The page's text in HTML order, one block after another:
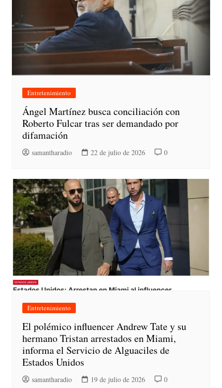
Entretenimiento
Ángel Martínez busca conciliación con
Roberto Fulcar tras ser demandado por
difamación
samantharadio 22 de julio de 2026 0
Entretenimiento
El polémico influencer Andrew Tate y su
hermano Tristan arrestados en Miami,
informa el Servicio de Alguaciles de
Estados Unidos
samantharadio 19 de julio de 2026 0